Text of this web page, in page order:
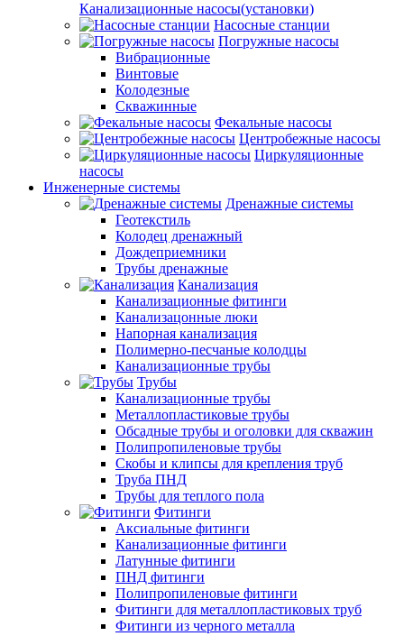
Канализационные насосы(установки)
Насосные станции
Погружные насосы
Вибрационные
Винтовые
Колодезные
Скважинные
Фекальные насосы
Центробежные насосы
Циркуляционные
насосы
Инженерные системы
Дренажные системы
Геотекстиль
Колодец дренажный
Дождеприемники
Трубы дренажные
Канализация
Канализационные фитинги
Канализацонные люки
Напорная канализация
Полимерно-песчаные колодцы
Канализационные трубы
Трубы
Канализационные трубы
Металлопластиковые трубы
Обсадные трубы и оголовки для скважин
Полипропиленовые трубы
Скобы и клипсы для крепления труб
Труба ПНД
Трубы для теплого пола
Фитинги
Аксиальные фитинги
Канализационные фитинги
Латунные фитинги
ПНД фитинги
Полипропиленовые фитинги
Фитинги для металлопластиковых труб
Фитинги из черного металла